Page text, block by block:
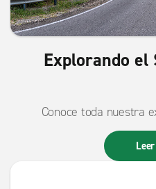
Explorando el
Conoce toda nuestra